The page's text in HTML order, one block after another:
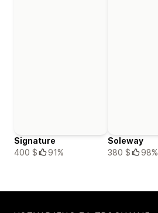
Signature
400 $
91%
Soleway
380 $
98%